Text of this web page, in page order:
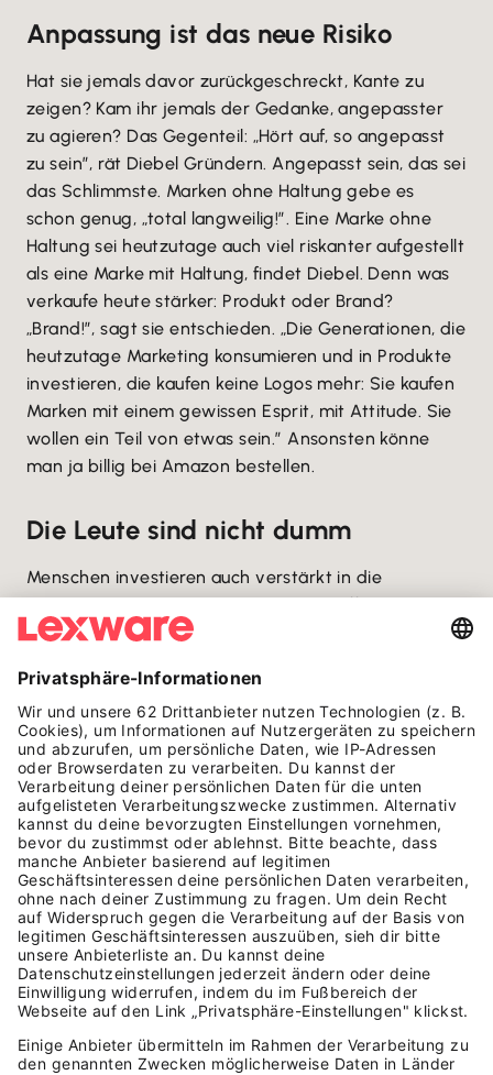
Anpassung ist das neue Risiko
Hat sie jemals davor zurückgeschreckt, Kante zu
zeigen? Kam ihr jemals der Gedanke, angepasster
zu agieren? Das Gegenteil: „Hört auf, so angepasst
zu sein”, rät Diebel Gründern. Angepasst sein, das sei
das Schlimmste. Marken ohne Haltung gebe es
schon genug, „total langweilig!”. Eine Marke ohne
Haltung sei heutzutage auch viel riskanter aufgestellt
als eine Marke mit Haltung, findet Diebel. Denn was
verkaufe heute stärker: Produkt oder Brand?
„Brand!”, sagt sie entschieden. „Die Generationen, die
heutzutage Marketing konsumieren und in Produkte
investieren, die kaufen keine Logos mehr: Sie kaufen
Marken mit einem gewissen Esprit, mit Attitude. Sie
wollen ein Teil von etwas sein.” Ansonsten könne
man ja billig bei Amazon bestellen.
Die Leute sind nicht dumm
Menschen investieren auch verstärkt in die
Menschen, die eine coole Brand erschaffen. Passen
Marke, Produkt und Founders zur eigenen Haltung,
Community merkt sofort, wenn es einfach nur
Marketing ist”, weiß Diebel. Viele Brands strebten
danach, möglichst vielen, möglichst schnell,
möglichst viel zu verkaufen. „Marketing ohne
Emotion”, das falle Konsumenten auf und sei, in
Bezug auf langfristiges Wachstum, auch nicht
nachhaltig, behauptet Diebel. „Andersherum merken
Menschen aber auch, wenn Founders eine Brand mit
Substanz erschaffen. Etwas, was ihnen selber Spaß
macht, etwas, was sie selber haben wollten. Und
jetzt machen sie es auch für andere zugänglich. Das
merken Leute. Das mögen Leute.”
Erzeuge Emotionen